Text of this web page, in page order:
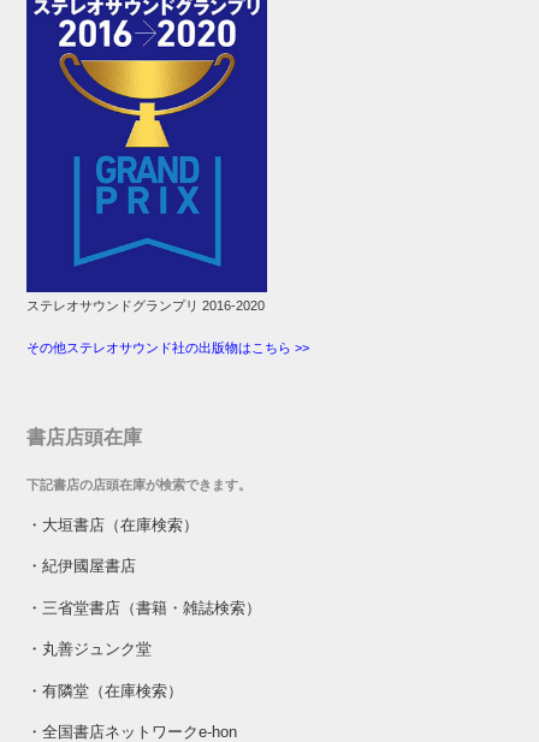
ステレオサウンドグランプリ 2016-2020
その他ステレオサウンド社の出版物はこちら >>
書店店頭在庫
下記書店の店頭在庫が検索できます。
・ 大垣書店（在庫検索）
・紀伊國屋書店
・ 三省堂書店（書籍・雑誌検索）
・ 丸善ジュンク堂
・有隣堂（在庫検索）
・全国書店ネットワークe-hon